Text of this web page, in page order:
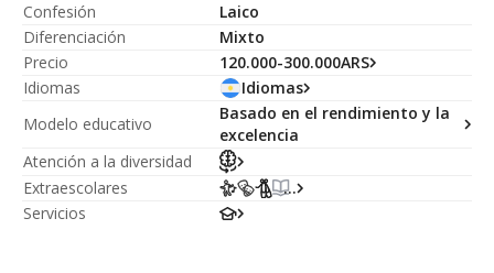
Confesión
Laico
Diferenciación
Mixto
Precio
120.000-300.000ARS
Idiomas
Idiomas
Modelo educativo
Basado en el rendimiento y la
excelencia
Atención a la diversidad
Extraescolares
...
Servicios